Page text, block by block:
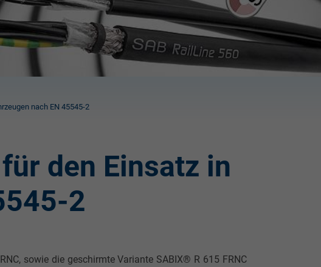
nach EN 45545-2
den Einsatz in
2
sowie die geschirmte Variante SABIX® R 615 FRNC